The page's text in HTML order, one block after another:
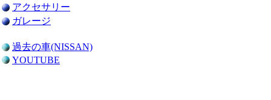
アクセサリー
ガレージ
過去の車(NISSAN)
YOUTUBE